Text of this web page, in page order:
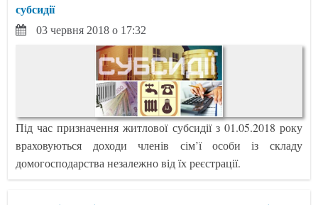
субсидії
03 червня 2018 о 17:32
Під час призначення житлової субсидії з 01.05.2018 року
враховуються доходи членів сім’ї особи із складу
домогосподарства незалежно від їх реєстрації.